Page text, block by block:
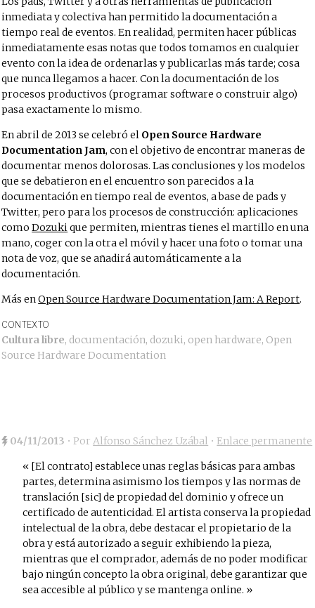
inmediata y colectiva han permitido la documentación a
tiempo real de eventos. En realidad, permiten hacer públicas
inmediatamente esas notas que todos tomamos en cualquier
evento con la idea de ordenarlas y publicarlas más tarde; cosa
que nunca llegamos a hacer. Con la documentación de los
procesos productivos (programar software o construir algo)
pasa exactamente lo mismo.
En abril de 2013 se celebró el Open Source Hardware
Documentation Jam, con el objetivo de encontrar maneras de
documentar menos dolorosas. Las conclusiones y los modelos
que se debatieron en el encuentro son parecidos a la
documentación en tiempo real de eventos, a base de pads y
Twitter, pero para los procesos de construcción: aplicaciones
comoDozukique permiten, mientras tienes el martillo en una
mano, coger con la otra el móvil y hacer una foto o tomar una
nota de voz, que se añadirá automáticamente a la
documentación.
Más enOpen Source Hardware Documentation Jam: A Report.
CONTEXTO
Cultura libre, documentación, dozuki, open hardware, Open
Source Hardware Documentation
04/11/2013 • PorAlfonso Sánchez Uzábal • Enlace permanente
[El contrato] establece unas reglas básicas para ambas
partes, determina asimismo los tiempos y las normas de
translación [sic] de propiedad del dominio y ofrece un
certificado de autenticidad. El artista conserva la propiedad
intelectual de la obra, debe destacar el propietario de la
obra y está autorizado a seguir exhibiendo la pieza,
mientras que el comprador, además de no poder modificar
bajo ningún concepto la obra original, debe garantizar que
sea accesible al público y se mantenga online.